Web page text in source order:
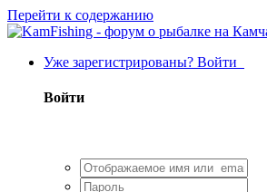
Перейти к содержанию
Уже зарегистрированы? Войти
Войти